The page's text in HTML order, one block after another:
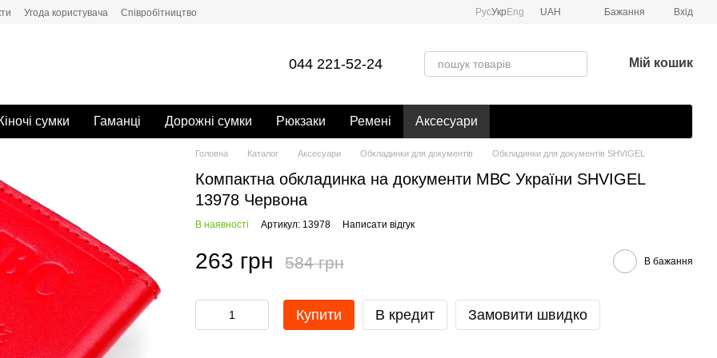
Угода користувача Cпівробітництво РусУкр Eng UAH Бажання Вхід
044 221-52-24 Мій кошик
сумки Гаманці Дорожні сумки Рюкзаки Ремені Аксесуари
Головна Каталог Аксесуари Обкладинки для документів Обкладинки для документів SHVIGEL
Компактна обкладинка на документи МВС України SHVIGEL
13978 Червона
В наявності Артикул: 13978 Написати відгук
263 грн 584 грн В бажання
Купити В кредит Замовити швидко